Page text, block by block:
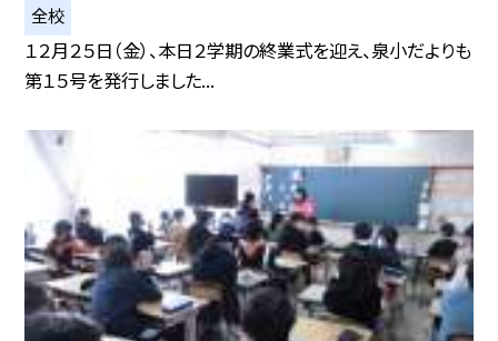
全校
１２月２５日（金）、本日２学期の終業式を迎え、泉小だよりも
第１５号を発行しました...